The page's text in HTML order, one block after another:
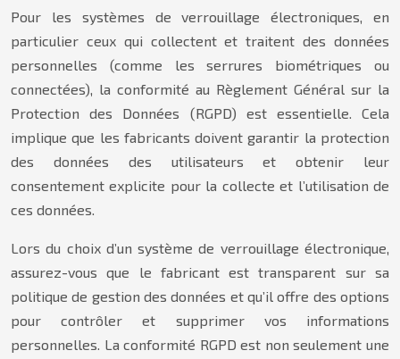
Pour les systèmes de verrouillage électroniques, en
particulier ceux qui collectent et traitent des données
personnelles (comme les serrures biométriques ou
connectées), la conformité au Règlement Général sur la
Protection des Données (RGPD) est essentielle. Cela
implique que les fabricants doivent garantir la protection
des données des utilisateurs et obtenir leur
consentement explicite pour la collecte et l’utilisation de
ces données.
Lors du choix d’un système de verrouillage électronique,
assurez-vous que le fabricant est transparent sur sa
politique de gestion des données et qu’il offre des options
pour contrôler et supprimer vos informations
personnelles. La conformité RGPD est non seulement une